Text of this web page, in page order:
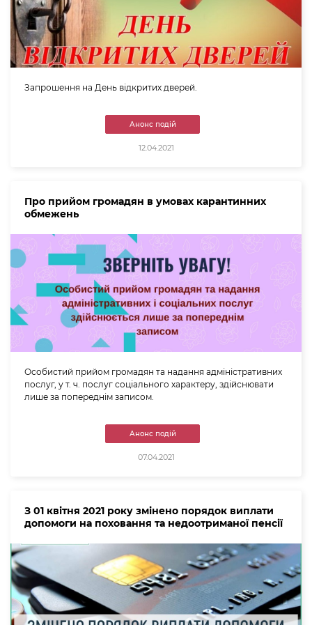
Запрошення на День відкритих дверей.
Анонс подій
12.04.2021
Про прийом громадян в умовах карантинних
обмежень
Особистий прийом громадян та надання адміністративних
послуг, у т. ч. послуг соціального характеру, здійснювати
лише за попереднім записом.
Анонс подій
07.04.2021
З 01 квітня 2021 року змінено порядок виплати
допомоги на поховання та недоотриманої пенсії